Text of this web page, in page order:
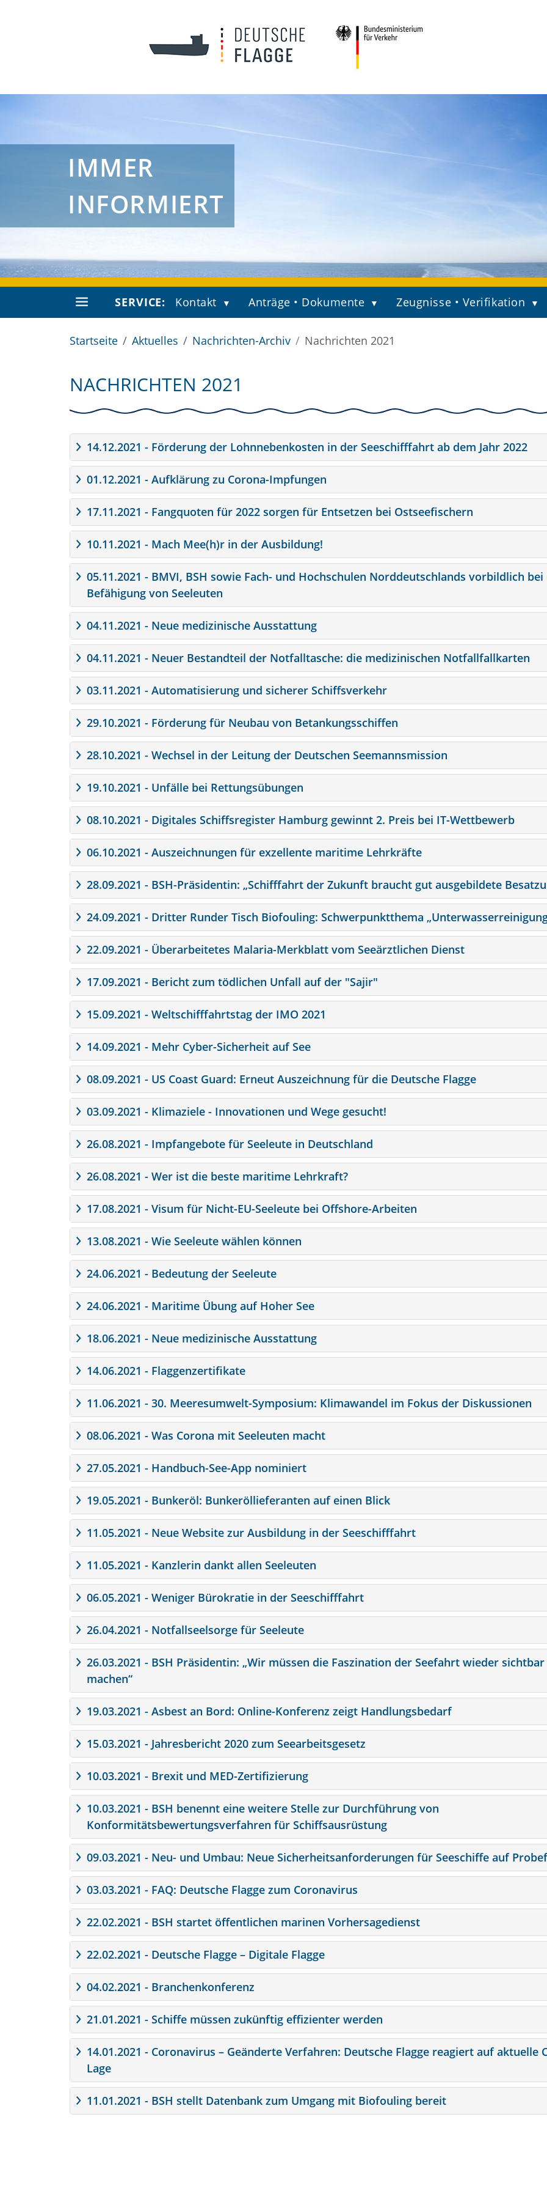
IMMER
INFORMIERT
SERVICE: Kontakt Anträge • Dokumente Zeugnisse • Verifikation
Startseite Aktuelles Nachrichten-Archiv Nachrichten 2021
NACHRICHTEN 2021
14.12.2021 - Förderung der Lohnnebenkosten in der Seeschifffahrt ab dem Jahr 2022
01.12.2021 - Aufklärung zu Corona-Impfungen
17.11.2021 - Fangquoten für 2022 sorgen für Entsetzen bei Ostseefischern
10.11.2021 - Mach Mee(h)r in der Ausbildung!
05.11.2021 - BMVI, BSH sowie Fach- und Hochschulen Norddeutschlands vorbildlich bei
Befähigung von Seeleuten
04.11.2021 - Neue medizinische Ausstattung
04.11.2021 - Neuer Bestandteil der Notfalltasche: die medizinischen Notfallfallkarten
03.11.2021 - Automatisierung und sicherer Schiffsverkehr
29.10.2021 - Förderung für Neubau von Betankungsschiffen
28.10.2021 - Wechsel in der Leitung der Deutschen Seemannsmission
19.10.2021 - Unfälle bei Rettungsübungen
08.10.2021 - Digitales Schiffsregister Hamburg gewinnt 2. Preis bei IT-Wettbewerb
06.10.2021 - Auszeichnungen für exzellente maritime Lehrkräfte
28.09.2021 - BSH-Präsidentin: „Schifffahrt der Zukunft braucht gut ausgebildete
24.09.2021 - Dritter Runder Tisch Biofouling: Schwerpunktthema
22.09.2021 - Überarbeitetes Malaria-Merkblatt vom Seeärztlichen Dienst
17.09.2021 - Bericht zum tödlichen Unfall auf der "Sajir"
15.09.2021 - Weltschifffahrtstag der IMO 2021
14.09.2021 - Mehr Cyber-Sicherheit auf See
08.09.2021 - US Coast Guard: Erneut Auszeichnung für die Deutsche Flagge
03.09.2021 - Klimaziele - Innovationen und Wege gesucht!
26.08.2021 - Impfangebote für Seeleute in Deutschland
26.08.2021 - Wer ist die beste maritime Lehrkraft?
17.08.2021 - Visum für Nicht-EU-Seeleute bei Offshore-Arbeiten
13.08.2021 - Wie Seeleute wählen können
24.06.2021 - Bedeutung der Seeleute
24.06.2021 - Maritime Übung auf Hoher See
18.06.2021 - Neue medizinische Ausstattung
14.06.2021 - Flaggenzertifikate
11.06.2021 - 30. Meeresumwelt-Symposium: Klimawandel im Fokus der Diskussionen
08.06.2021 - Was Corona mit Seeleuten macht
27.05.2021 - Handbuch-See-App nominiert
19.05.2021 - Bunkeröl: Bunkeröllieferanten auf einen Blick
11.05.2021 - Neue Website zur Ausbildung in der Seeschifffahrt
11.05.2021 - Kanzlerin dankt allen Seeleuten
06.05.2021 - Weniger Bürokratie in der Seeschifffahrt
26.04.2021 - Notfallseelsorge für Seeleute
26.03.2021 - BSH Präsidentin: „Wir müssen die Faszination der Seefahrt wieder sichtbar
machen“
19.03.2021 - Asbest an Bord: Online-Konferenz zeigt Handlungsbedarf
15.03.2021 - Jahresbericht 2020 zum Seearbeitsgesetz
10.03.2021 - Brexit und MED-Zertifizierung
10.03.2021 - BSH benennt eine weitere Stelle zur Durchführung von
Konformitätsbewertungsverfahren für Schiffsausrüstung
09.03.2021 - Neu- und Umbau: Neue Sicherheitsanforderungen für Seeschiffe auf
03.03.2021 - FAQ: Deutsche Flagge zum Coronavirus
22.02.2021 - BSH startet öffentlichen marinen Vorhersagedienst
22.02.2021 - Deutsche Flagge – Digitale Flagge
04.02.2021 - Branchenkonferenz
21.01.2021 - Schiffe müssen zukünftig effizienter werden
14.01.2021 - Coronavirus – Geänderte Verfahren: Deutsche Flagge reagiert auf aktuelle
Lage
11.01.2021 - BSH stellt Datenbank zum Umgang mit Biofouling bereit